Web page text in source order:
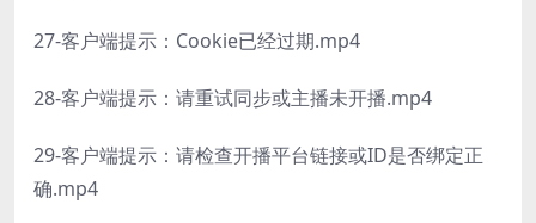
27-客户端提示：Cookie已经过期.mp4
28-客户端提示：请重试同步或主播未开播.mp4
29-客户端提示：请检查开播平台链接或ID是否绑定正
确.mp4